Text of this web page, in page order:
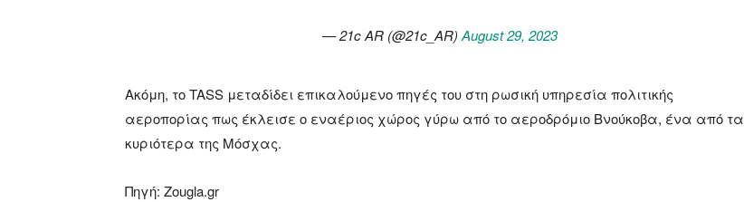
— 21c AR (@21c_AR) August 29, 2023
Ακόμη, το TASS μεταδίδει επικαλούμενο πηγές του στη ρωσική υπηρεσία πολιτικής
αεροπορίας πως έκλεισε ο εναέριος χώρος γύρω από το αεροδρόμιο Βνούκοβα, ένα από τα
κυριότερα της Μόσχας.
Πηγή: Zougla.gr